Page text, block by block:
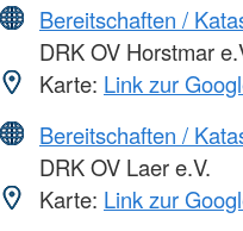
Bereitschaften /
DRK OV Horstmar
Karte: Link zur
Bereitschaften /
DRK OV Laer e.V.
Karte: Link zur